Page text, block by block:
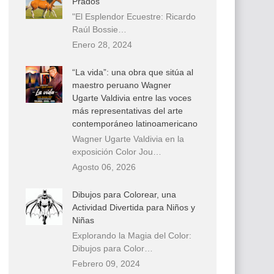
"El Esplendor Ecuestre: Ricardo
Raúl Bossie…
Enero 28, 2024
“La vida”: una obra que sitúa al
maestro peruano Wagner
Ugarte Valdivia entre las voces
más representativas del arte
contemporáneo latinoamericano
Wagner Ugarte Valdivia en la
exposición Color Jou…
Agosto 06, 2026
Dibujos para Colorear, una
Actividad Divertida para Niños y
Niñas
Explorando la Magia del Color:
Dibujos para Color…
Febrero 09, 2024